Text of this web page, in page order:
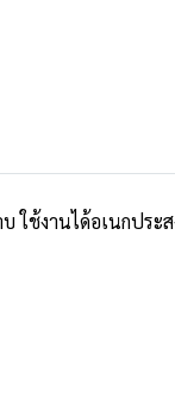
ใช้งานได้อเนกปร